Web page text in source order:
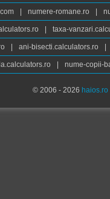
numere-romane.ro
taxa-
ani-bisecti.calculators.ro
nume-copii-
© 2006 - 2026 haios.ro